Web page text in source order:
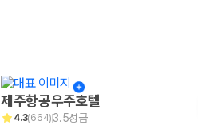
제주항공우주호텔
4.3(664)3.5성급